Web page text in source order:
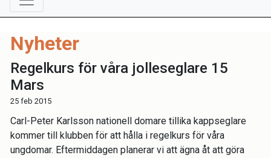
Nyheter
Regelkurs för våra jolleseglare 15
Mars
25 feb 2015
Carl-Peter Karlsson nationell domare tillika kappseglare
kommer till klubben för att hålla i regelkurs för våra
ungdomar. Eftermiddagen planerar vi att ägna åt att göra